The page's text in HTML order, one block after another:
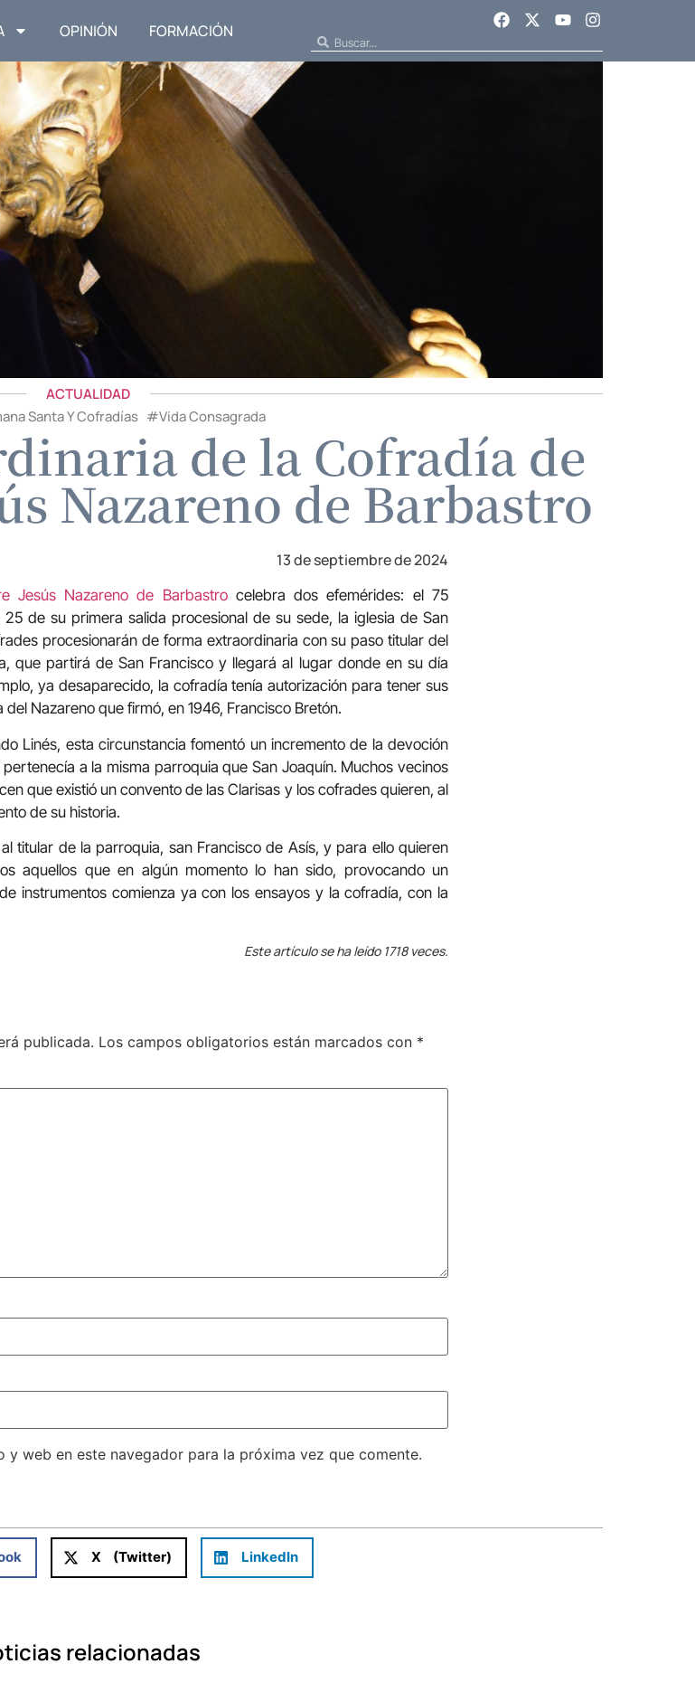
OPINIÓN FORMACIÓN
ACTUALIDAD
Santa Y Cofradías #Vida Consagrada
de la Cofradía de
Nazareno de Barbastro
13 de septiembre de 2024
Jesús Nazareno de Barbastrocelebra dos efemérides: el 75
de su primera salida procesional de su sede, la iglesia de San
procesionarán de forma extraordinaria con su paso titular del
que partirá de San Francisco y llegará al lugar donde en su día
ya desaparecido, la cofradía tenía autorización para tener sus
Nazareno que firmó, en 1946, Francisco Bretón.
Linés, esta circunstancia fomentó un incremento de la devoción
a la misma parroquia que San Joaquín. Muchos vecinos
que existió un convento de las Clarisas y los cofrades quieren, al
de su historia.
titular de la parroquia, san Francisco de Asís, y para ello quieren
aquellos que en algún momento lo han sido, provocando un
instrumentos comienza ya con los ensayos y la cofradía, con la
Este artículo se ha leído 1718 veces.
publicada. Los campos obligatorios están marcados con *
y web en este navegador para la próxima vez que comente.
X (Twitter) LinkedIn
relacionadas